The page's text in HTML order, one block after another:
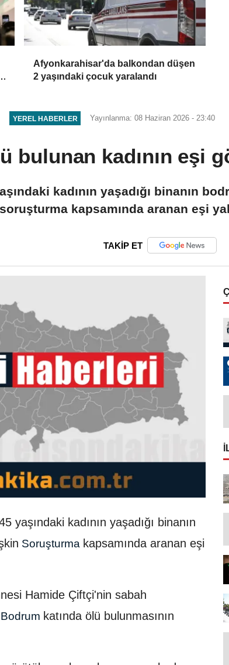
Afyonkarahisar'da balkondan düşen
2 yaşındaki çocuk yaralandı
YEREL HABERLER Yayınlanma: 08 Haziran 2026 - 23:40
bulunan kadının eşi
kadının yaşadığı binanın
kapsamında aranan eşi
TAKİP ET
yaşındaki kadının yaşadığı binanın
Soruşturma kapsamında aranan eşi
Hamide Çiftçi'nin sabah
Bodrum katında ölü bulunmasının